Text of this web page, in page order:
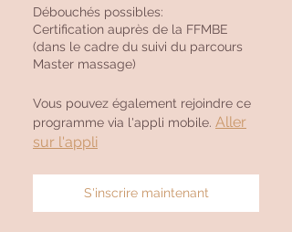
Débouchés possibles:
Certification auprès de la FFMBE
(dans le cadre du suivi du parcours
Vous pouvez également rejoindre ce
programme via l'appli mobile. Aller
sur l'appli
S'inscrire maintenant